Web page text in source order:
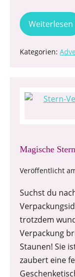
Weiterlesen
Kategorien:
Magische
Veröffentlicht
Suchst du
trotzdem
Verpackung
Staunen! Sie
zaubert eine